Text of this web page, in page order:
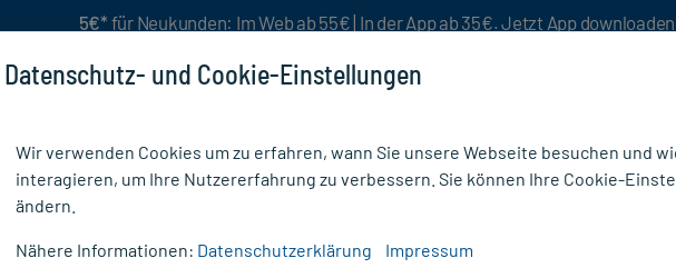
5€* für Neukunden: Im Web ab 55€ | In der App ab 35€. Jetzt App downloaden
Ratgeber
Datenschutz- und Cookie-Einstellungen
Wir verwenden Cookies um zu erfahren, wann Sie unsere Webseite besuchen und
interagieren, um Ihre Nutzererfahrung zu verbessern. Sie können Ihre Cookie-
ändern.
Nähere Informationen: Datenschutzerklärung Impressum